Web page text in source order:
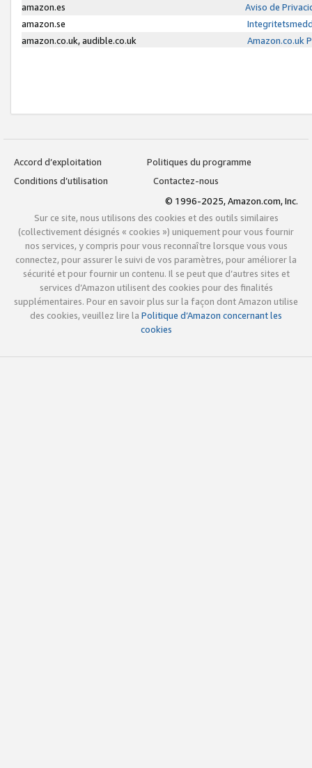
amazon.es
Aviso de
amazon.se
amazon.co.uk, audible.co.uk
Amazon.co.uk
Accord d’exploitation
Politiques du programme
Conditions d’utilisation
Contactez-nous
© 1996-2025, Amazon.com, Inc.
Sur ce site, nous utilisons des cookies et des outils similaires
(collectivement désignés « cookies ») uniquement pour vous fournir
nos services, y compris pour vous reconnaître lorsque vous vous
connectez, pour assurer le suivi de vos paramètres, pour améliorer la
sécurité et pour fournir un contenu. Il se peut que d’autres sites et
services d’Amazon utilisent des cookies pour des finalités
supplémentaires. Pour en savoir plus sur la façon dont Amazon utilise
des cookies, veuillez lire la Politique d’Amazon concernant les
cookies